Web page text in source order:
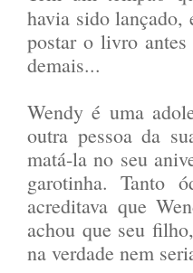
havia sido lançado,
postar o livro
demais...
Wendy é uma
outra pessoa da
matá-la no seu
garotinha. Tanto
acreditava que
achou que seu
na verdade nem